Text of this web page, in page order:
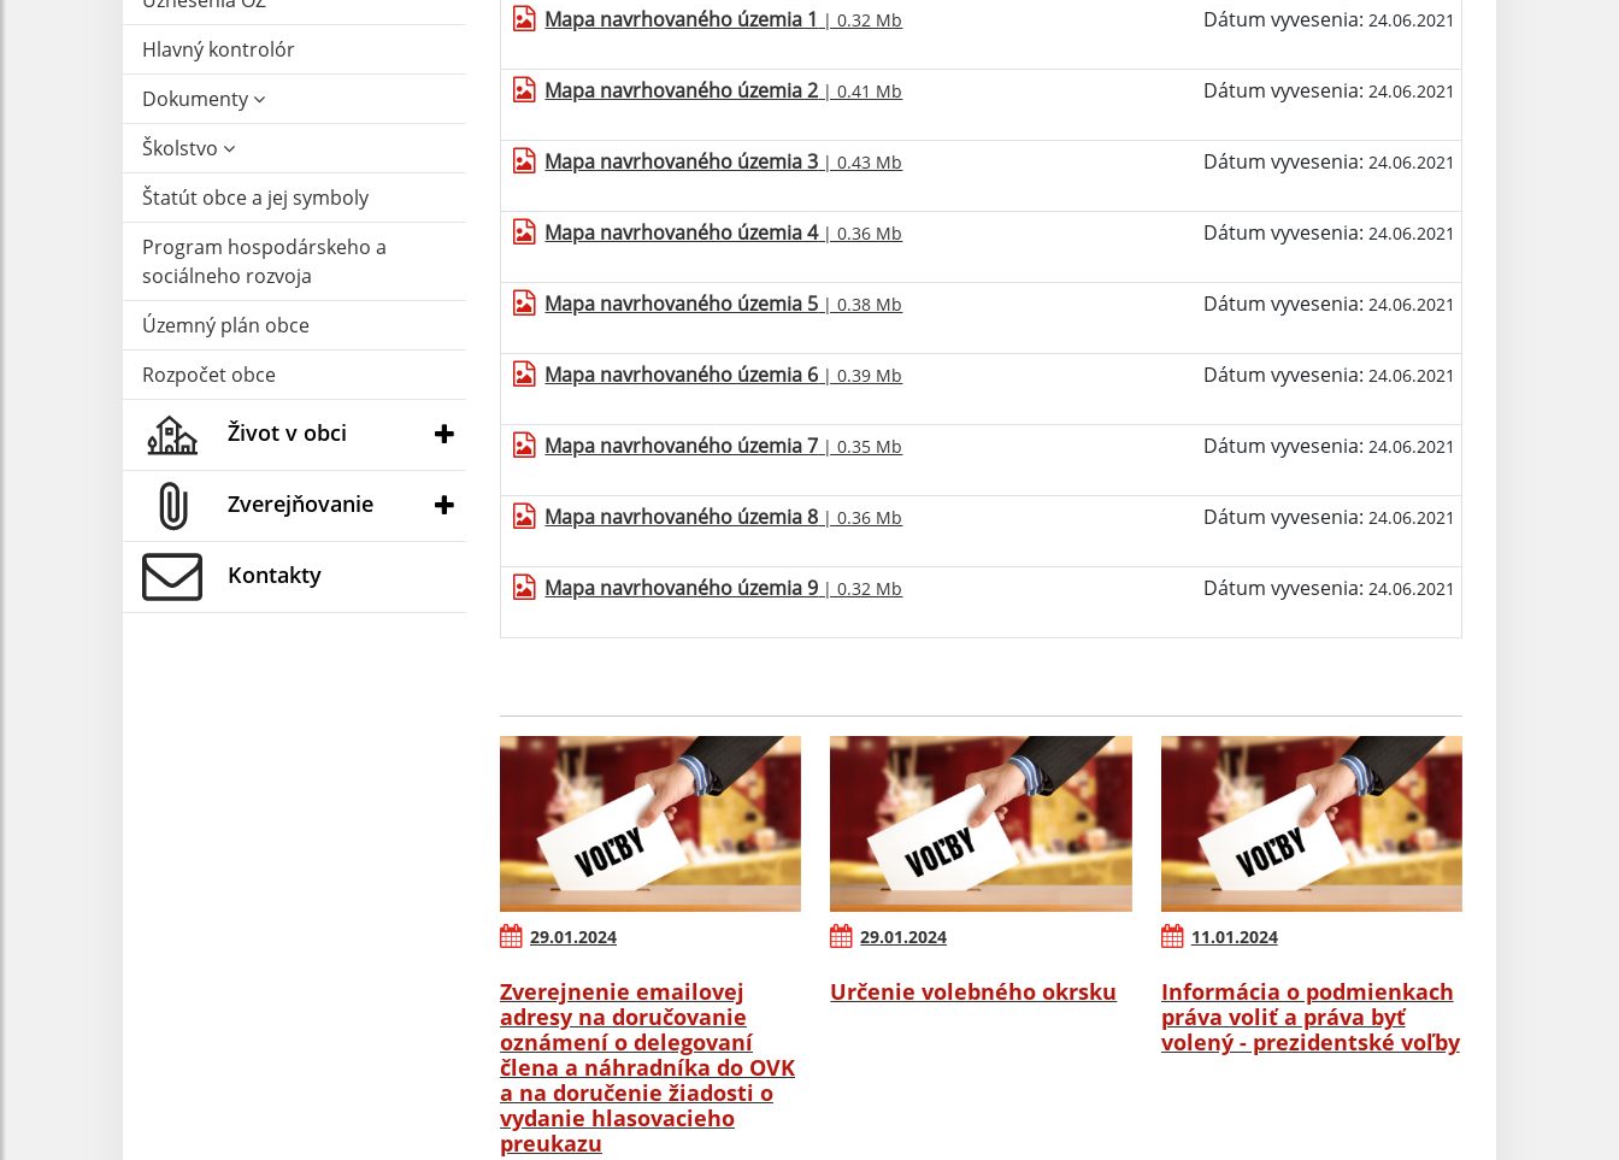
Hlavný kontrolór
Dokumenty
Školstvo
Štatút obce a jej symboly
Program hospodárskeho a
sociálneho rozvoja
Územný plán obce
Rozpočet obce
Život v obci
Zverejňovanie
Kontakty
Mapa navrhovaného územia 1 | 0.32 Mb Dátum vyvesenia: 24.06.2021
Mapa navrhovaného územia 2 | 0.41 Mb Dátum vyvesenia: 24.06.2021
Mapa navrhovaného územia 3 | 0.43 Mb Dátum vyvesenia: 24.06.2021
Mapa navrhovaného územia 4| 0.36 Mb Dátum vyvesenia: 24.06.2021
Mapa navrhovaného územia 5 | 0.38 Mb Dátum vyvesenia: 24.06.2021
Mapa navrhovaného územia 6 | 0.39 Mb Dátum vyvesenia: 24.06.2021
Mapa navrhovaného územia 7 | 0.35 Mb Dátum vyvesenia: 24.06.2021
Mapa navrhovaného územia 8 | 0.36 Mb Dátum vyvesenia: 24.06.2021
Mapa navrhovaného územia 9 | 0.32 Mb Dátum vyvesenia: 24.06.2021
29.01.2024
Zverejnenie emailovej
adresy na doručovanie
oznámení o delegovaní
člena a náhradníka do OVK
a na doručenie žiadosti o
vydanie hlasovacieho
preukazu
29.01.2024
Určenie volebného okrsku
11.01.2024
Informácia o podmienkach
práva voliť a práva byť
volený - prezidentské voľby